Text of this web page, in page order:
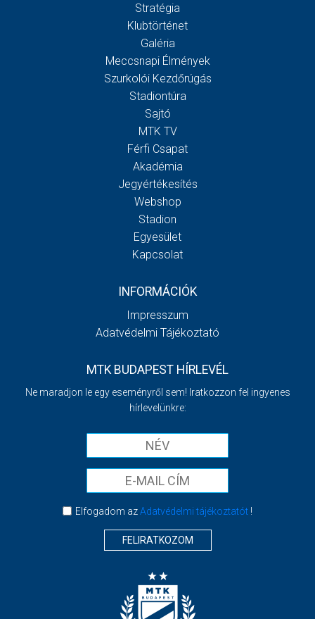
Stratégia
Klubtörténet
Galéria
Meccsnapi Élmények
Szurkolói Kezdőrúgás
Stadiontúra
Sajtó
MTK TV
Férfi Csapat
Akadémia
Jegyértékesítés
Webshop
Stadion
Egyesület
Kapcsolat
INFORMÁCIÓK
Impresszum
Adatvédelmi Tájékoztató
MTK BUDAPEST HÍRLEVÉL
Ne maradjon le egy eseményről sem! Iratkozzon fel ingyenes
hírlevelünkre:
Elfogadom azAdatvédelmi tájékoztatót!
FELIRATKOZOM